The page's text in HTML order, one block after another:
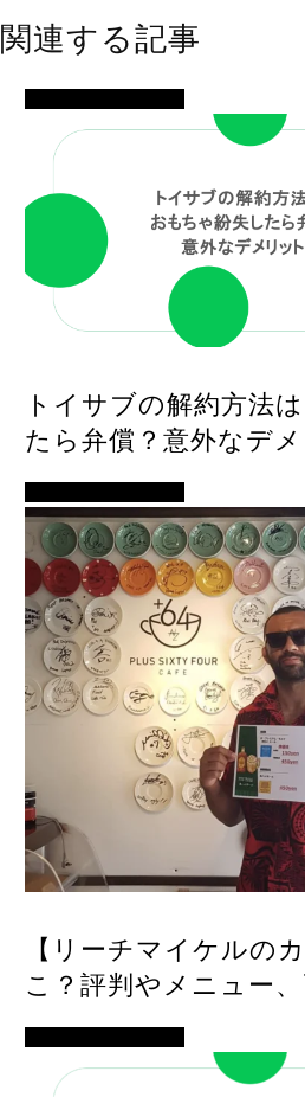
関連する記事
トイサブの解約方法
たら弁償？意外なデ
【リーチマイケルの
こ？評判やメニュー